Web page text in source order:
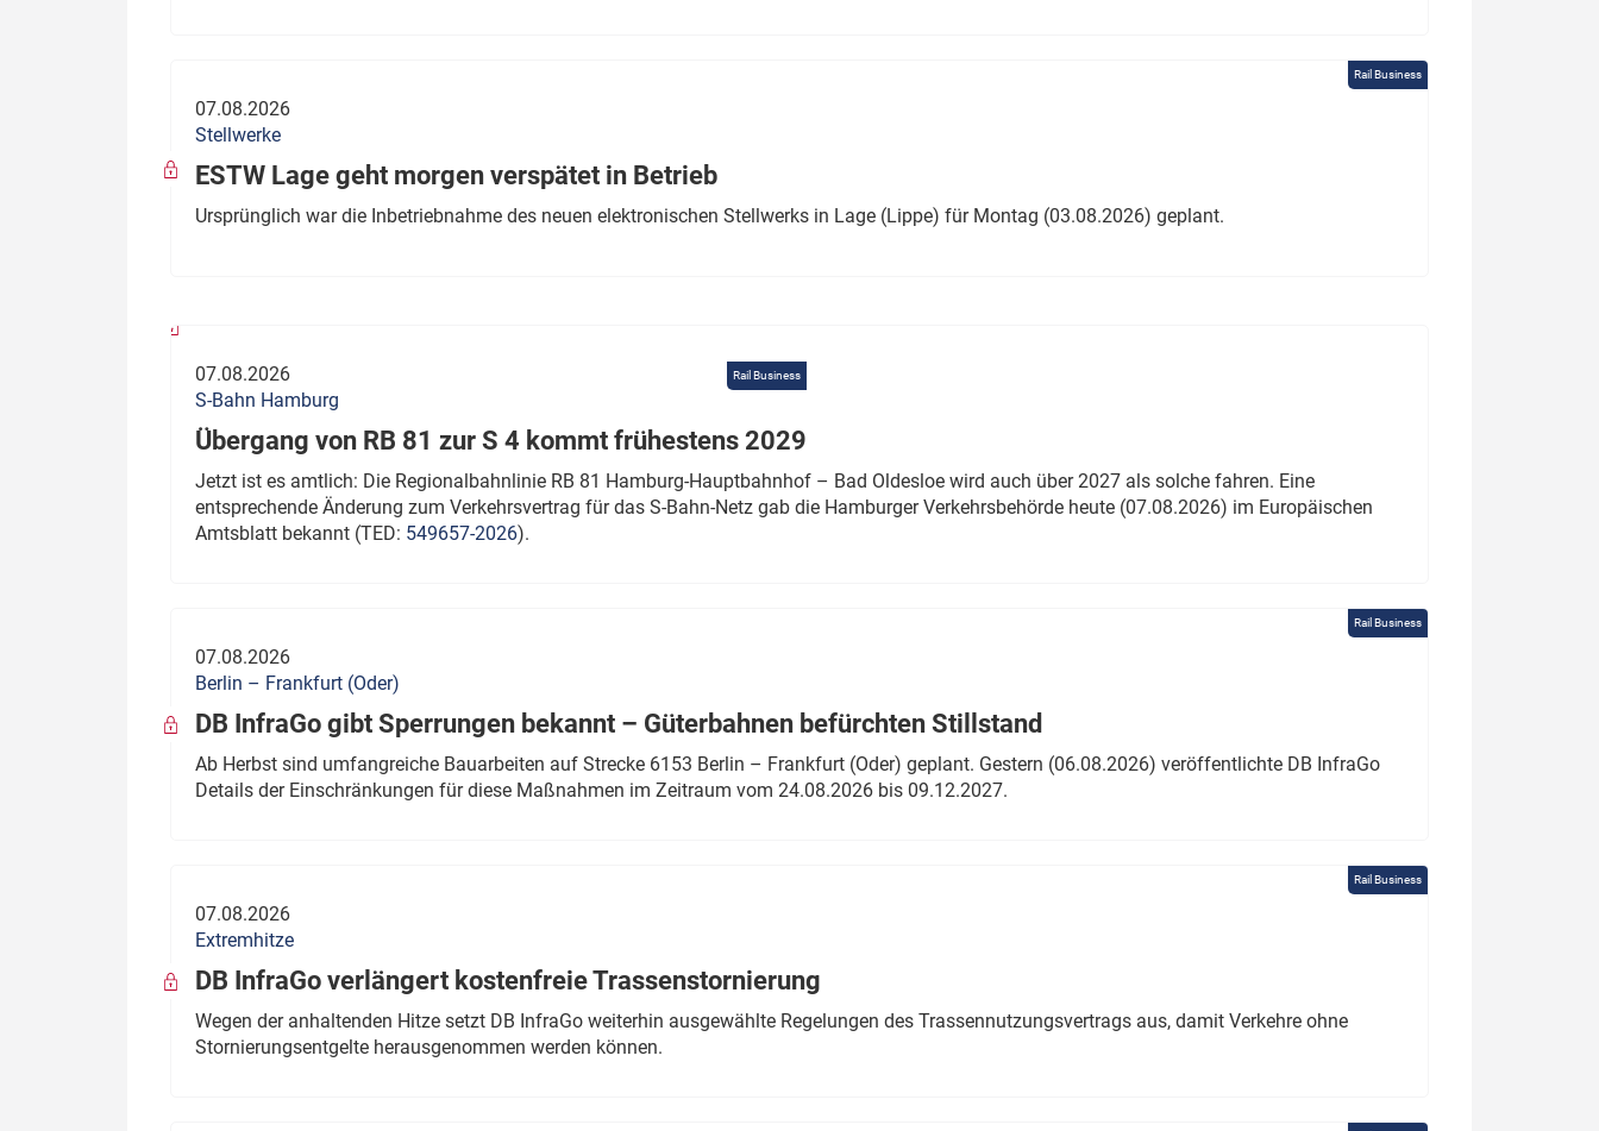
Thema des Monats
Dossier: Generalsanierung
Dossier: ETCS
Rail Business
07.08.2026
Stellwerke
ESTW Lage geht morgen verspätet in Betrieb
Ursprünglich war die Inbetriebnahme des neuen elektronischen Stellwerks in Lage (Lippe) für Montag (03.08.2026) geplant.
Rail Business
07.08.2026
S-Bahn Hamburg
Übergang von RB 81 zur S 4 kommt frühestens 2029
Jetzt ist es amtlich: Die Regionalbahnlinie RB 81 Hamburg-Hauptbahnhof – Bad Oldesloe wird auch über 2027 als solche fahren. Eine
entsprechende Änderung zum Verkehrsvertrag für das S-Bahn-Netz gab die Hamburger Verkehrsbehörde heute (07.08.2026) im Europäischen
Amtsblatt bekannt (TED: 549657-2026).
Rail Business
07.08.2026
Berlin – Frankfurt (Oder)
DB InfraGo gibt Sperrungen bekannt – Güterbahnen befürchten Stillstand
Ab Herbst sind umfangreiche Bauarbeiten auf Strecke 6153 Berlin – Frankfurt (Oder) geplant. Gestern (06.08.2026) veröffentlichte DB InfraGo
Details der Einschränkungen für diese Maßnahmen im Zeitraum vom 24.08.2026 bis 09.12.2027.
Rail Business
07.08.2026
Extremhitze
DB InfraGo verlängert kostenfreie Trassenstornierung
Wegen der anhaltenden Hitze setzt DB InfraGo weiterhin ausgewählte Regelungen des Trassennutzungsvertrags aus, damit Verkehre ohne
Stornierungsentgelte herausgenommen werden können.